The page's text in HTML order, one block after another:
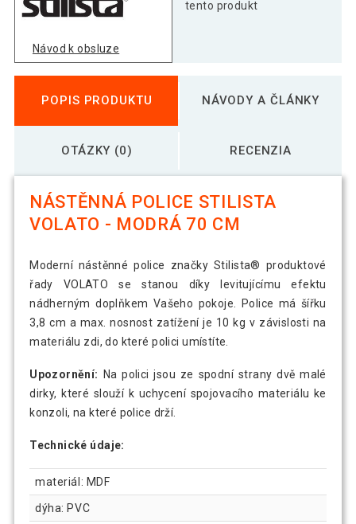
Stilista nástenná polica Volato, 80 cm,
modrá
Návod k obsluze
tento produkt
POPIS PRODUKTU NÁVODY A ČLÁNKY
OTÁZKY (0) RECENZIA
NÁSTĚNNÁ POLICE STILISTA
VOLATO - MODRÁ 70 CM
Moderní nástěnné police značky Stilista® produktové
řady VOLATO se stanou díky levitujícímu efektu
nádherným doplňkem Vašeho pokoje. Police má šířku
3,8 cm a max. nosnost zatížení je 10 kg v závislosti na
materiálu zdi, do které polici umístíte.
Upozornění:
Na polici jsou ze spodní strany dvě malé
dirky, které slouží k uchycení spojovacího materiálu ke
konzoli, na které police drží.
Technické údaje:
materiál: MDF
dýha: PVC